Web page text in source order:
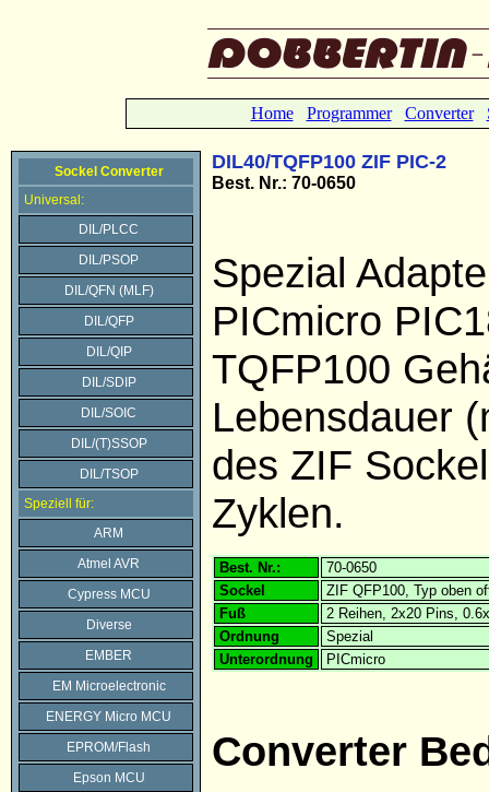
Home Programmer Converter
Sockel Converter
Universal:
DIL/PLCC
DIL/PSOP
DIL/QFN (MLF)
DIL/QFP
DIL/QIP
DIL/SDIP
DIL/SOIC
DIL/(T)SSOP
DIL/TSOP
Speziell für:
ARM
Atmel AVR
Cypress MCU
Diverse
EMBER
EM Microelectronic
ENERGY Micro MCU
EPROM/Flash
Epson MCU
DIL40/TQFP100 ZIF PIC-2
Best. Nr.: 70-0650
Spezial
PICmicro
TQFP100
Lebensdauer
des ZIF
Zyklen.
Best. Nr.:
70-0650
Sockel
ZIF QFP100, Typ oben
Fuß
2 Reihen, 2x20 Pins,
Ordnung
Spezial
Unterordnung
PICmicro
Converter